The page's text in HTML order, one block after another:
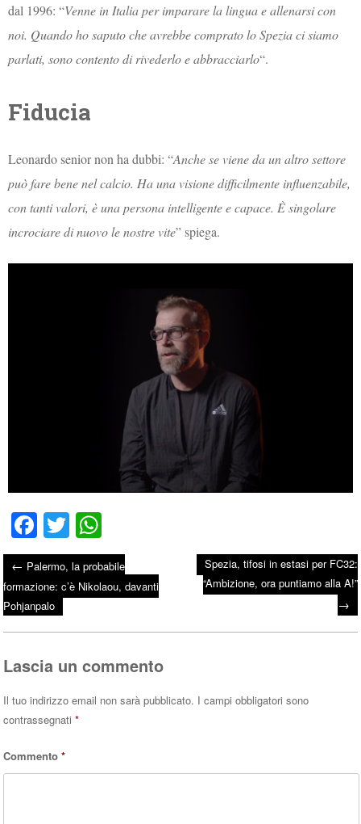
dal 1996: “Venne in Italia per imparare la lingua e allenarsi con
noi. Quando ho saputo che avrebbe comprato lo Spezia ci siamo
parlati, sono contento di rivederlo e abbracciarlo“.
Fiducia
Leonardo senior non ha dubbi: “Anche se viene da un altro settore
può fare bene nel calcio. Ha una visione difficilmente influenzabile,
con tanti valori, è una persona intelligente e capace. È singolare
incrociare di nuovo le nostre vite” spiega.
Fa
ce
bo
ok
T
wi
tte
r
ha
ts
A
pp
Post navigation
← Palermo, la probabile
formazione: c’è Nikolaou, davanti
Pohjanpalo
Spezia, tifosi in estasi per FC32:
“Ambizione, ora puntiamo alla A!”
→
Lascia un commento
Il tuo indirizzo email non sarà pubblicato. I campi obbligatori sono
contrassegnati*
Commento*